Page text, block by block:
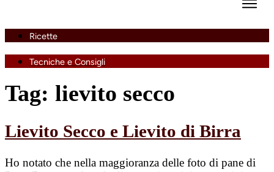
Ricette
Tecniche e Consigli
Tag: lievito secco
Lievito Secco e Lievito di Birra
Ho notato che nella maggioranza delle foto di pane di